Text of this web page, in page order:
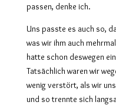
passen, denke ich.
Uns passte es auch so,
was wir ihm auch
hatte schon deswegen
Tatsächlich waren wir
wenig verstört, als wir
und so trennte sich